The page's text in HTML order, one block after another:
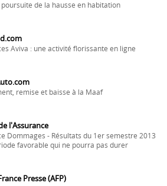
poursuite de la hausse en habitation
Aviva : une activité florissante en ligne
remise et baisse à la Maaf
l'Assurance
Dommages - Résultats du 1er semestre 2013
favorable qui ne pourra pas durer
Presse (AFP)